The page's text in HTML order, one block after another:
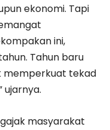
ekonomi. Tapi
ini,
Tahun baru
memperkuat tekad
ujarnya.
masyarakat